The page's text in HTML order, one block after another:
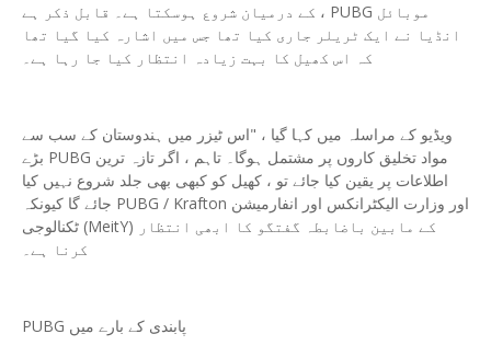
کے درمیان شروع ہوسکتا ہے۔ قابل ذکر ہے ، PUBG موبائل
انڈیا نے ایک ٹریلر جاری کیا تھا جس میں اشارہ کیا گیا تھا
کہ اس کھیل کا بہت زیادہ انتظار کیا جا رہا ہے۔
ویڈیو کے مراسلہ میں کہا گیا ، "اس ٹیزر میں ہندوستان کے سب سے
بڑے PUBG مواد تخلیق کاروں پر مشتمل ہوگا۔ تاہم ، اگر تازہ ترین
اطلاعات پر یقین کیا جائے تو ، کھیل کو کبھی بھی جلد شروع نہیں کیا
جائے گا کیونکہ PUBG / Krafton اور وزارت الیکٹرانکس اور انفارمیشن
ٹکنالوجی (MeitY) کے مابین باضابطہ گفتگو کا ابھی انتظار
کرنا ہے۔
PUBG پابندی کے بارے میں